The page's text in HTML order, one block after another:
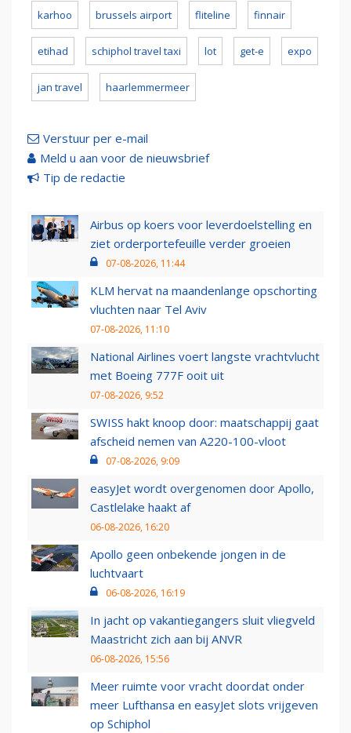
karhoo brussels airport fliteline finnair
etihad schiphol travel taxi lot get-e expo
jan travel haarlemmermeer
Verstuur per e-mail
Meld u aan voor de nieuwsbrief
Tip de redactie
Airbus op koers voor leverdoelstelling en
ziet orderportefeuille verder groeien
07-08-2026, 11:44
KLM hervat na maandenlange opschorting
vluchten naar Tel Aviv
07-08-2026, 11:10
National Airlines voert langste vrachtvlucht
met Boeing 777F ooit uit
07-08-2026, 9:52
SWISS hakt knoop door: maatschappij gaat
afscheid nemen van A220-100-vloot
07-08-2026, 9:09
easyJet wordt overgenomen door Apollo,
Castlelake haakt af
06-08-2026, 16:20
Apollo geen onbekende jongen in de
luchtvaart
06-08-2026, 16:19
In jacht op vakantiegangers sluit vliegveld
Maastricht zich aan bij ANVR
06-08-2026, 15:56
Meer ruimte voor vracht doordat onder
meer Lufthansa en easyJet slots vrijgeven
op Schiphol